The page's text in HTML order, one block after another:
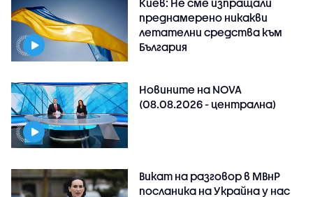
Киев: Не сме изпращали
преднамерено никакви
летателни средства към
България
Новините на NOVA
(08.08.2026 - централна)
Викат на разговор в МВнР
посланика на Украйна у нас